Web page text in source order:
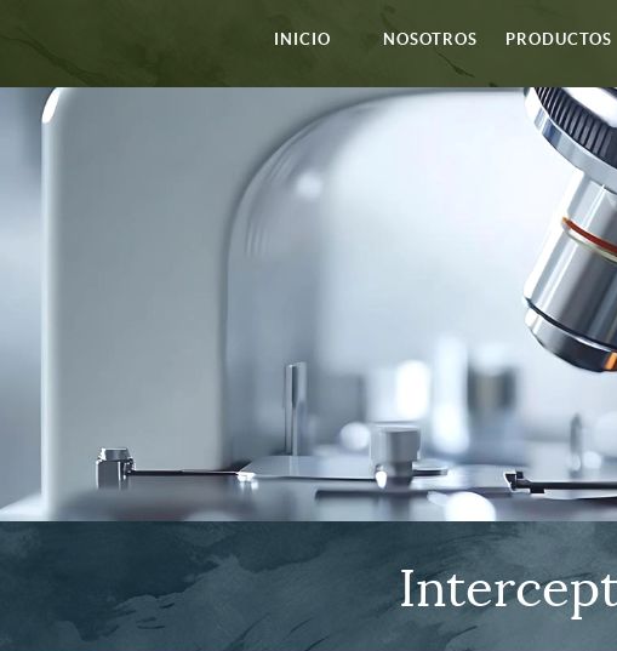
INICIO NOSOTROS PRODUCTOS